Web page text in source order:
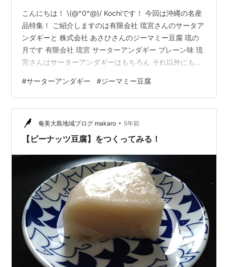
こんにちは！ \(@^0^@)/ Kochiです！ 今回は沖縄の名産
品特集！ ご紹介しますのは有限会社 琉宮さんのサータア
ンダギーと 株式会社 あさひさんのジーマミー豆腐 琉の
月です 有限会社 琉宮 サーターアンダギー プレーン味 琉
宮さんはサーターアンダギーはもちろん それ以外にも沖
産を手掛けている会社さんです 購入したのは定番のプレ
ーン味 琉宮さんではプレーン以外に 黒糖味 ココナッツ
味 黒ゴマきな粉味 などがあります 直径は4㎝ほどの大き
さ 口の大きな方なら一口で食べることができそうなくら
いの大きさです 小っちゃくてかわいいですね プ…
#サーターアンダギー #ジーマミー豆腐
奄美大島地域ブログ makaro • 5年前
【ピーナッツ豆腐】をつくってみる！